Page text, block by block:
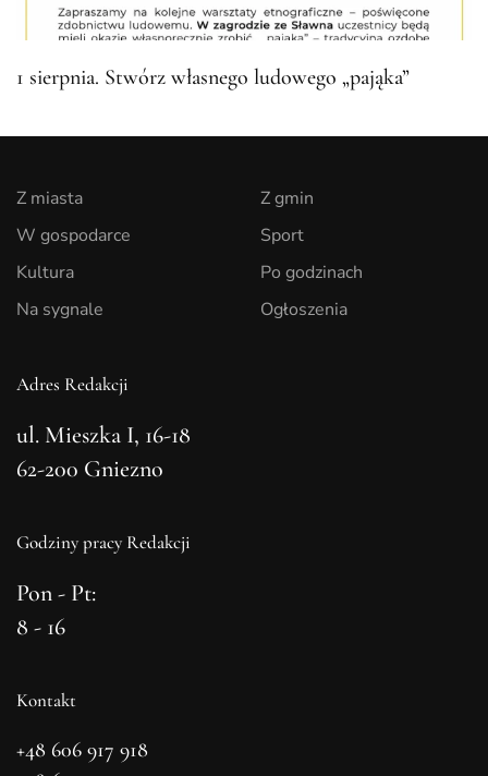
1 sierpnia. Stwórz własnego ludowego „pająka”
Z miasta
W gospodarce
Kultura
Na sygnale
Z gmin
Sport
Po godzinach
Ogłoszenia
Adres Redakcji
ul. Mieszka I, 16-18
62-200 Gniezno
Godziny pracy Redakcji
Pon - Pt:
8 - 16
Kontakt
+48 606 917 918